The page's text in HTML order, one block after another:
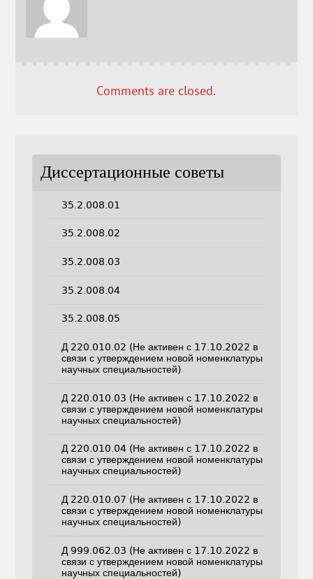
Comments are closed.
Диссертационные советы
35.2.008.01
35.2.008.02
35.2.008.03
35.2.008.04
35.2.008.05
Д 220.010.02 (Не активен с 17.10.2022 в
связи с утверждением новой номенклатуры
научных специальностей)
Д 220.010.03 (Не активен с 17.10.2022 в
связи с утверждением новой номенклатуры
научных специальностей)
Д 220.010.04 (Не активен с 17.10.2022 в
связи с утверждением новой номенклатуры
научных специальностей)
Д 220.010.07 (Не активен с 17.10.2022 в
связи с утверждением новой номенклатуры
научных специальностей)
Д 999.062.03 (Не активен с 17.10.2022 в
связи с утверждением новой номенклатуры
научных специальностей)